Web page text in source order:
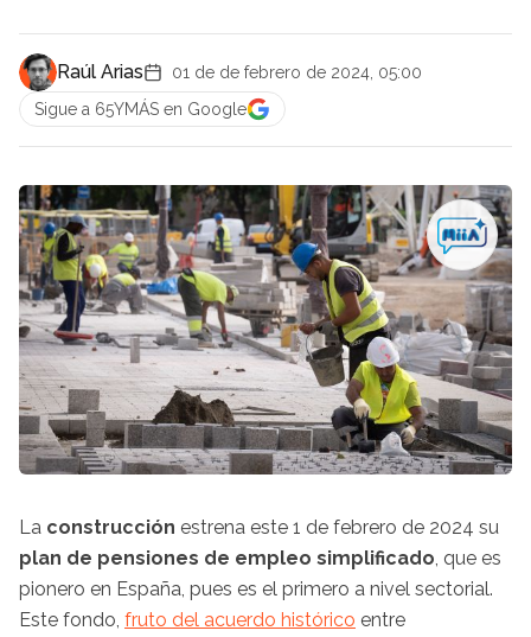
Raúl Arias
01 de de febrero de 2024, 05:00
Sigue a 65YMÁS en Google
La construcción estrena este 1 de febrero de 2024 su
plan de pensiones de empleo simplificado, que es
pionero en España, pues es el primero a nivel sectorial.
Este fondo, fruto del acuerdo histórico entre